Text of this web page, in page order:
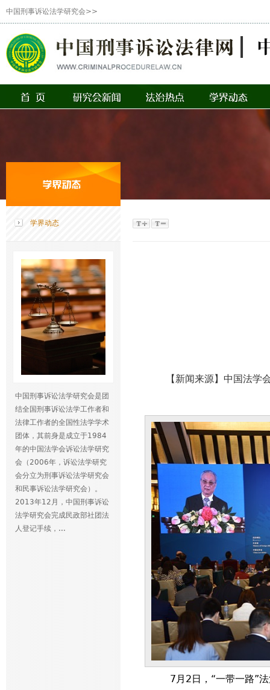
中国刑事诉讼法学研究会>>
学界动态
中国刑事诉讼法学研究会是团
结全国刑事诉讼法学工作者和
法律工作者的全国性法学学术
团体，其前身是成立于1984
年的中国法学会诉讼法学研究
会（2006年，诉讼法学研究
会分立为刑事诉讼法学研究会
和民事诉讼法学研究会）。
2013年12月，中国刑事诉讼
法学研究会完成民政部社团法
人登记手续，...
【新闻来源】中国法学
7月2日，“一带一路”